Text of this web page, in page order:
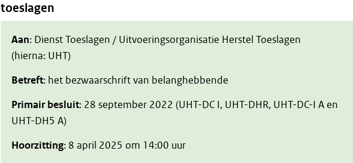
toeslagen
Aan: Dienst Toeslagen / Uitvoeringsorganisatie Herstel Toeslagen
(hierna: UHT)
Betreft: het bezwaarschrift van belanghebbende
Primair besluit: 28 september 2022 (UHT-DC I, UHT-DHR, UHT-DC-I A en
UHT-DH5 A)
Hoorzitting: 8 april 2025 om 14:00 uur